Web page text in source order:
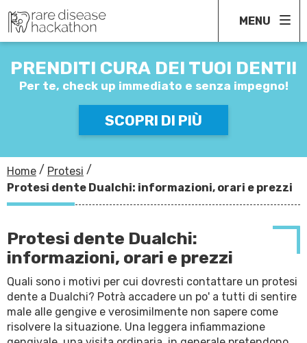
MENU
PRENDITI CURA DEI TUOI DENTI!
Per te, check up immediato e senza impegno!
SCOPRI DI PIÙ
Home / Protesi /
Protesi dente Dualchi: informazioni, orari e prezzi
Protesi dente Dualchi:
informazioni, orari e prezzi
Quali sono i motivi per cui dovresti contattare un protesi
dente a Dualchi? Potrà accadere un po' a tutti di sentire
male alle gengive e verosimilmente non sapere come
risolvere la situazione. Una leggera infiammazione
VERRAI RINCONTATTATO AL PIÙ PRESTO